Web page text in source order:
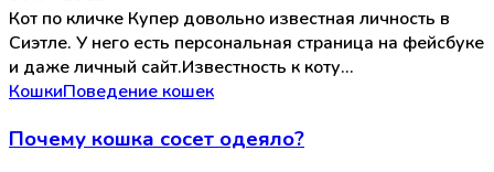
Кот по кличке Купер довольно известная личность в
Сиэтле. У него есть персональная страница на фейсбуке
и даже личный сайт.Известность к коту…
КошкиПоведение кошек
Почему кошка сосет одеяло?